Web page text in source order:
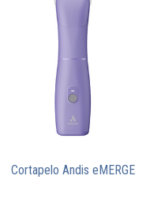
Cortapelo Andis eMERGE